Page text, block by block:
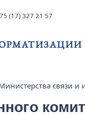
(17) 327 21 57
связи